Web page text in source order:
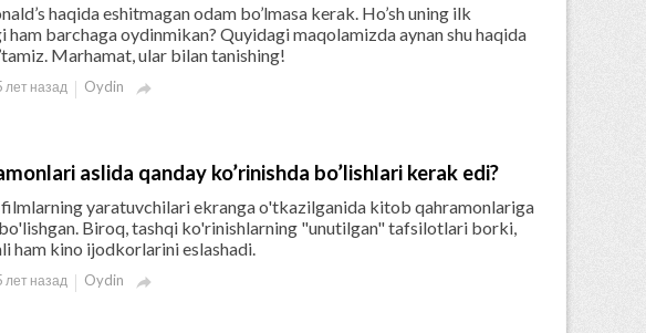
haqida eshitmagan odam bo’lmasa kerak. Ho’sh uning ilk
ham barchaga oydinmikan? Quyidagi maqolamizda aynan shu haqida
Marhamat, ular bilan tanishing!
лет назад Oydin 
aslida qanday ko’rinishda bo’lishlari kerak edi?
yaratuvchilari ekranga o'tkazilganida kitob qahramonlariga
Biroq, tashqi ko'rinishlarning "unutilgan" tafsilotlari borki,
ham kino ijodkorlarini eslashadi.
лет назад Oydin 